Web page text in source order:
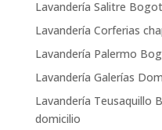
Lavandería Salitre
Lavandería Corferias
Lavandería Palermo
Lavandería Galerías
Lavandería Teusaquillo
domicilio